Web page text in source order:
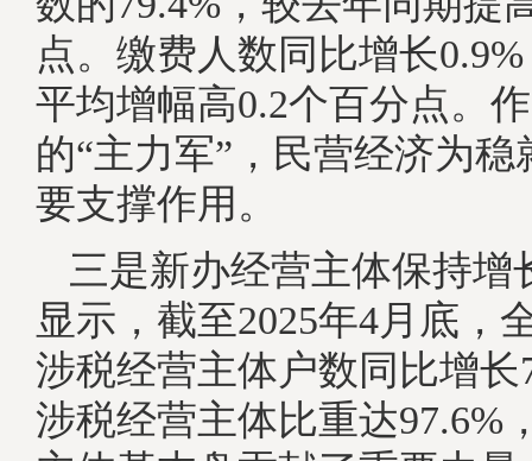
点。缴费人数同比增长
平均增幅高0.2个百分点。
的“主力军”，民营经济为
要支撑作用。
三是新办经营主体保持增
显示，截至2025年4月底，
涉税经营主体户数同比增长
涉税经营主体比重达97.6%